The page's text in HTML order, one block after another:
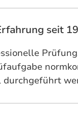
seit